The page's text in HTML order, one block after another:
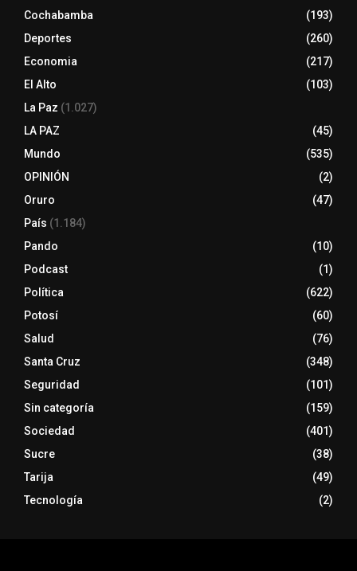
Cochabamba
(193)
Deportes
(260)
Economia
(217)
El Alto
(103)
La Paz (1.027)
LA PAZ
(45)
Mundo
(535)
OPINIÓN
(2)
Oruro
(47)
País (1.184)
Pando
(10)
Podcast
(1)
Política
(622)
Potosí
(60)
Salud
(76)
Santa Cruz
(348)
Seguridad
(101)
Sin categoría
(159)
Sociedad
(401)
Sucre
(38)
Tarija
(49)
Tecnología
(2)